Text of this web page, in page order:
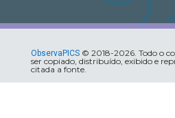
ObservaPICS© 2018-2026. Todo o
ser copiado, distribuído, exibido e
citada a fonte.